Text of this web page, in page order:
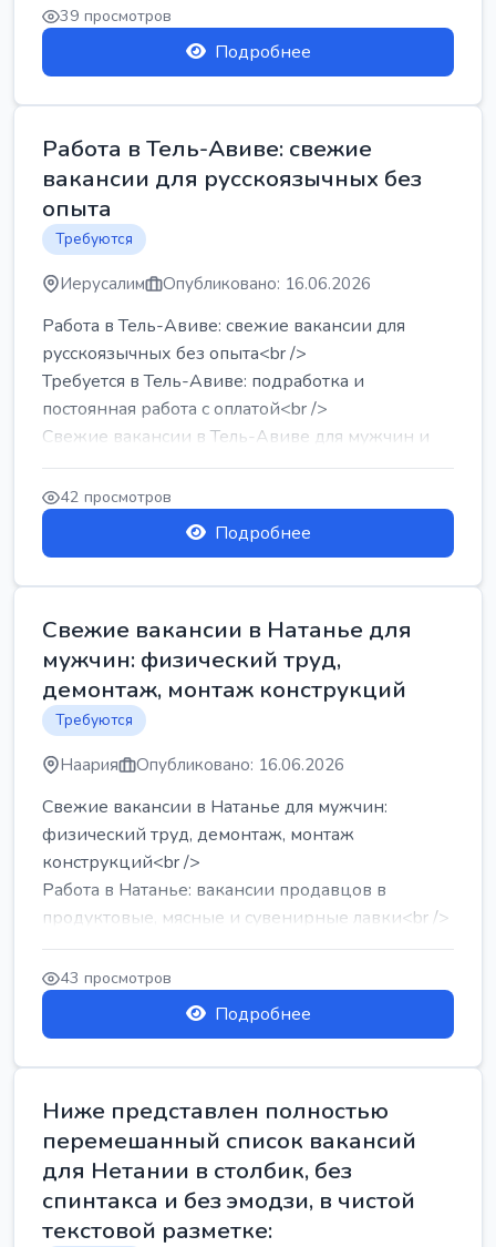
39 просмотров
Подробнее
Работа в Тель-Авиве: свежие
вакансии для русскоязычных без
опыта
Требуются
Иерусалим Опубликовано: 16.06.2026
Работа в Тель-Авиве: свежие вакансии для
русскоязычных без опыта<br />
Требуется в Тель-Авиве: подработка и
постоянная работа с оплатой<br />
Свежие вакансии в Тель-Авиве для мужчин и
женщин от хозя...
42 просмотров
Подробнее
Свежие вакансии в Натанье для
мужчин: физический труд,
демонтаж, монтаж конструкций
Требуются
Наария Опубликовано: 16.06.2026
Свежие вакансии в Натанье для мужчин:
физический труд, демонтаж, монтаж
конструкций<br />
Работа в Натанье: вакансии продавцов в
продуктовые, мясные и сувенирные лавки<br />
Разнорабочий на сборку м...
43 просмотров
Подробнее
Ниже представлен полностью
перемешанный список вакансий
для Нетании в столбик, без
спинтакса и без эмодзи, в чистой
текстовой разметке: